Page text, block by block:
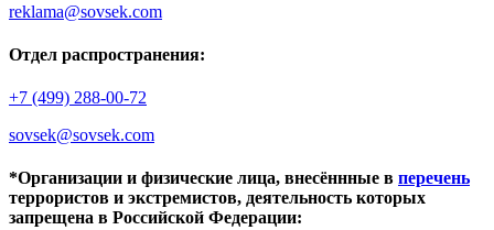
reklama@sovsek.com
Отдел распространения:
+7 (499) 288-00-72
sovsek@sovsek.com
*Организации и физические лица, внесённные в перечень
террористов и экстремистов, деятельность которых
запрещена в Российской Федерации: